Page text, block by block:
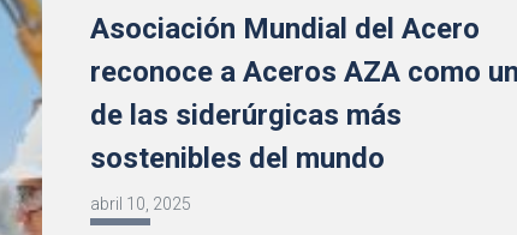
Asociación Mundial del Acero
reconoce a Aceros AZA como
de las siderúrgicas más
sostenibles del mundo
abril 10, 2025